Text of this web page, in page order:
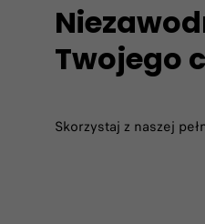
Twojego
Skorzystaj z naszej